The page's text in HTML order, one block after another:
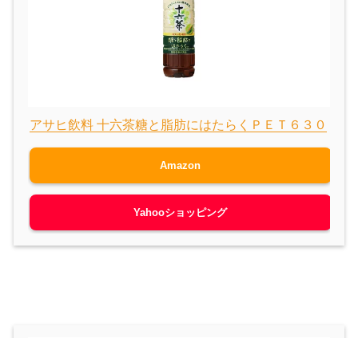
アサヒ飲料 十六茶糖と脂肪にはたらくＰＥＴ６３０
Amazon
Yahooショッピング